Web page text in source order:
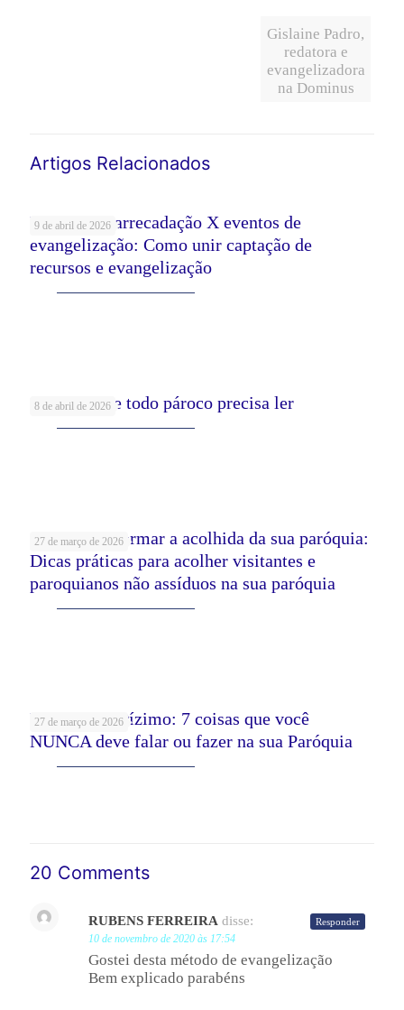
Gislaine Padro,
redatora e
evangelizadora
na Dominus
Artigos Relacionados
9 de abril de 2026
Eventos de arrecadação X eventos de
evangelização: Como unir captação de
recursos e evangelização
8 de abril de 2026
5 Livros que todo pároco precisa ler
27 de março de 2026
Como transformar a acolhida da sua paróquia:
Dicas práticas para acolher visitantes e
paroquianos não assíduos na sua paróquia
27 de março de 2026
Pastoral do Dízimo: 7 coisas que você
NUNCA deve falar ou fazer na sua Paróquia
20 Comments
RUBENS FERREIRA disse:
10 de novembro de 2020 às 17:54
Gostei desta método de evangelização
Bem explicado parabéns
Responder